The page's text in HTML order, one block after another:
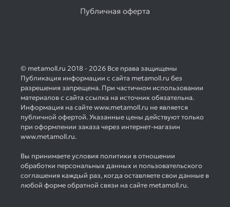
Публичная оферта
© metamoll.ru 2018 - 2026 Все права защищены
Публикация информации с сайта metamoll.ru без
разрешения запрещена. При частичном использовании
материалов с сайта ссылка на источник обязательна.
Информация на сайте www.metamoll.ru не является
публичной офертой. Указанные цены действуют только
при оформлении заказа через интернет-магазин
www.metamoll.ru.
Вы принимаете условия политики в отношении
обработки персональных данных и пользовательского
соглашения каждый раз, когда оставляете свои данные в
любой форме обратной связи на сайте metamoll.ru.